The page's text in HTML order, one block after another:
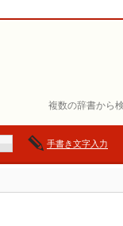
複数の辞書から
手書き文字入力